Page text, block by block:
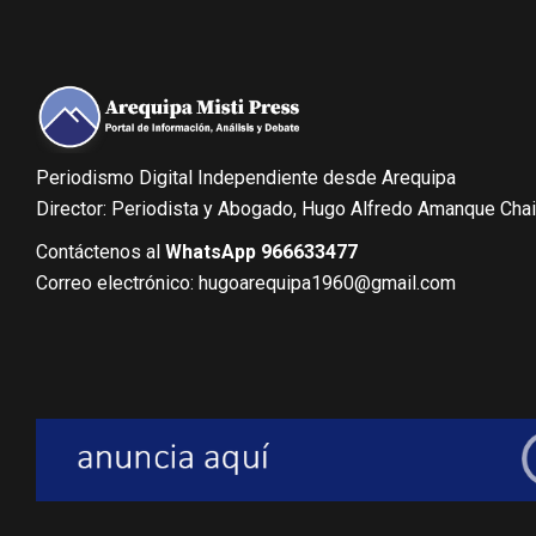
Periodismo Digital Independiente desde Arequipa
Director: Periodista y Abogado, Hugo Alfredo Amanque
Contáctenos al WhatsApp 966633477
Correo electrónico: hugoarequipa1960@gmail.com